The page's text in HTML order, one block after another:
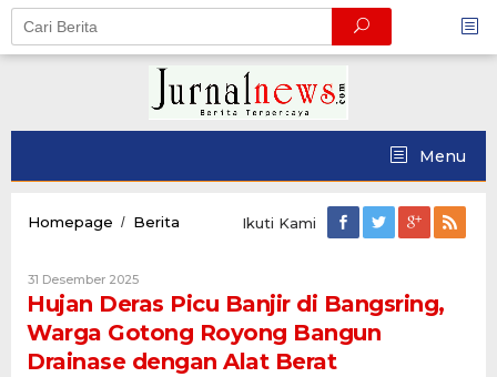
Skip
content
Menu
Homepage / Berita
di
Warga
Gotong
Ikuti Kami
31 Desember 2025Oleh
Administrator
Hujan Deras Picu Banjir di Bangsring,
Warga Gotong Royong Bangun
Drainase dengan Alat Berat